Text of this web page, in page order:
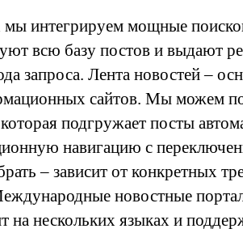
интегрируем мощные
всю базу постов и выдают
запроса. Лента новостей –
сайтов. Мы можем
подгружает посты
навигацию с
– зависит от конкретных
новостные
на нескольких языках и